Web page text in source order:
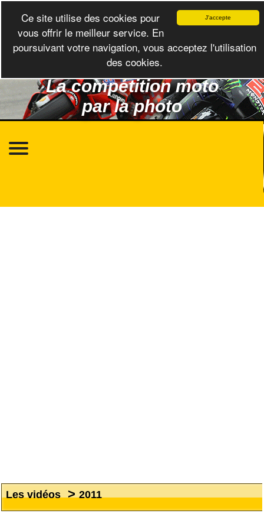
La compétition moto
par la photo
Les vidéos>2011
J'accepte
Ce site utilise des cookies pour
vous offrir le meilleur service. En
poursuivant votre navigation, vous acceptez l'utilisation
des cookies.